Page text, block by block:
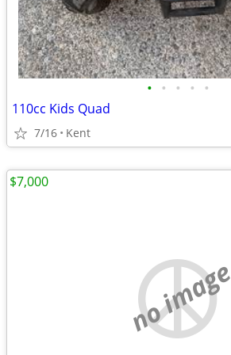
• • • • •
110cc Kids Quad
7/16 Kent
no image
$7,000